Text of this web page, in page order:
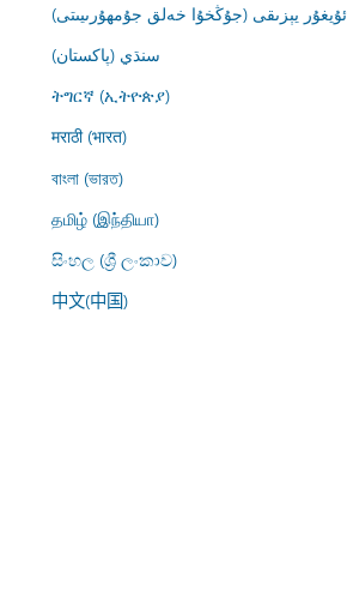
ئۇيغۇر يېزىقى (جۇڭخۇا خەلق جۇمھۇرىيىتى)
سنڌي (پاکستان)
ትግርኛ (ኢትዮጵያ)
मराठी (भारत)
বাংলা (ভারত)
தமிழ் (இந்தியா)
සිංහල (ශ්‍රී ලංකාව)
中文(中国)